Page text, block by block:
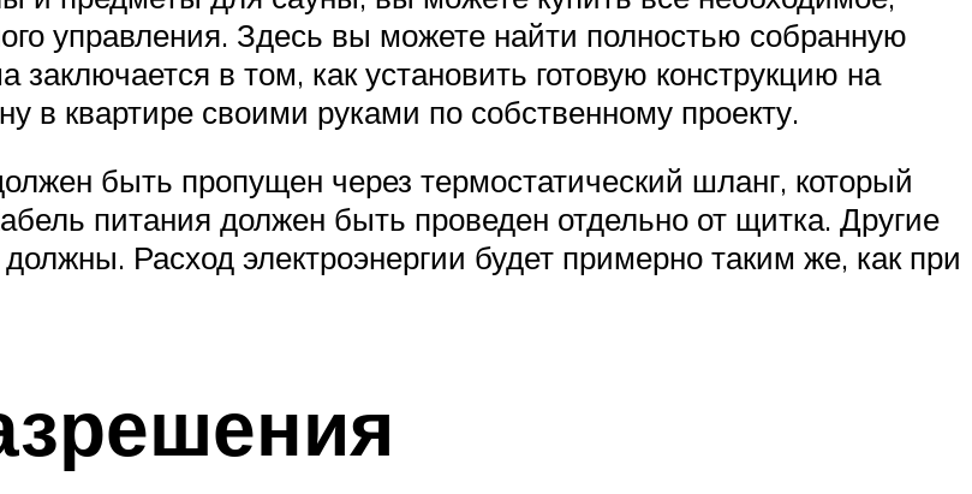
управления. Здесь вы можете найти полностью собранную
в том, как установить готовую конструкцию на
в квартире своими руками по собственному проекту.
быть пропущен через термостатический шланг, который
питания должен быть проведен отдельно от щитка. Другие
Расход электроэнергии будет примерно таким же, как при